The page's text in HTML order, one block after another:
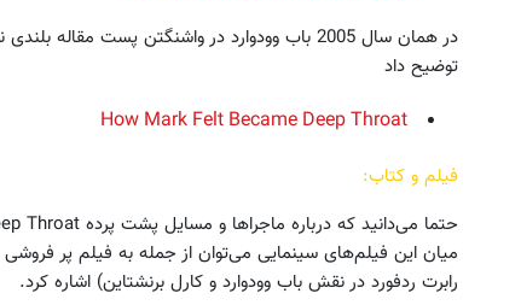
در همان سال 2005 باب وودوارد در واشنگتن پست
توضیح داد
How Mark Felt Became Deep Throat
فیلم و کتاب:
میان این فیلم‌های سینمایی می‌توان از جمله به فیلم پر
رابرت ردفورد در نقش باب وودوارد و کارل برنشتاین) اشاره کرد.